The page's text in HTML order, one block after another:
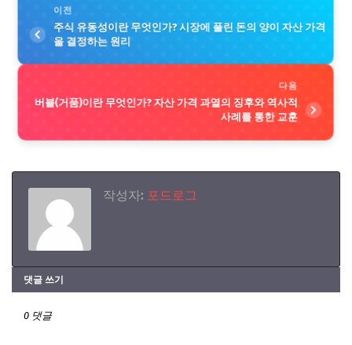
이전
주식 유동성이란 무엇인가? 시장에 풀린 돈의 양이 자산 가격
을 결정하는 원리
다음
버블(거품)이란 무엇인가? 자산 가격 과열의 징후와 역사적
사례를 통한 교훈
작성자: 포드로그
댓글 쓰기
0 댓글